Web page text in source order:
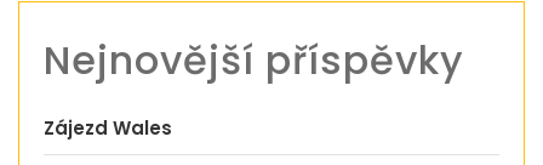
Nejnovější příspěvky
Zájezd Wales